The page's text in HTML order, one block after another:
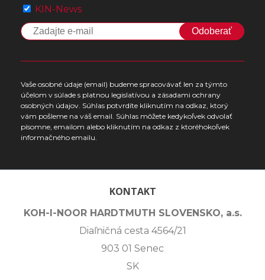
KIN-News
Odoberať
Vaše osobné údaje (email) budeme spracovávať len za týmto
účelom v súlade s platnou legislatívou a zásadami ochrany
osobných údajov. Súhlas potvrdíte kliknutím na odkaz, ktorý
vám pošleme na váš email. Súhlas môžete kedykoľvek odvolať
písomne, emailom alebo kliknutím na odkaz z ktoréhokoľvek
informačného emailu.
KONTAKT
KOH-I-NOOR HARDTMUTH SLOVENSKO, a.s.
Diaľničná cesta 4564/21
903 01 Senec
SK